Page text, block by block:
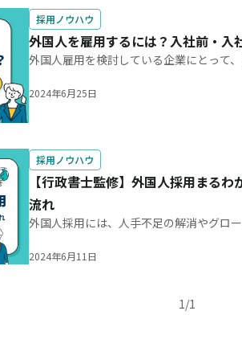
採用ノウハウ
外国人を雇用するには？入社前・入
外国人雇用を検討している企業にとって
際のところ、外国人雇用の際
2024年6月25日
採用ノウハウ
【行政書士監修】外国人採用まる
流れ
外国人採用には、人手不足の解消やグロ
れていることも事実です。
2024年6月11日
1 /1